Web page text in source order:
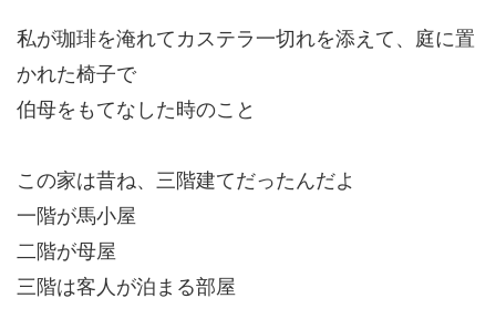
私が珈琲を淹れてカステラ一切れを添えて、庭に置
かれた椅子で
伯母をもてなした時のこと
この家は昔ね、三階建てだったんだよ
一階が馬小屋
二階が母屋
三階は客人が泊まる部屋